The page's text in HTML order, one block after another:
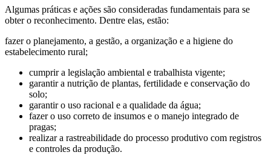
Algumas práticas e ações são consideradas fundamentais para se
obter o reconhecimento. Dentre elas, estão:
fazer o planejamento, a gestão, a organização e a higiene do
estabelecimento rural;
cumprir a legislação ambiental e trabalhista vigente;
garantir a nutrição de plantas, fertilidade e conservação do
solo;
garantir o uso racional e a qualidade da água;
fazer o uso correto de insumos e o manejo integrado de
pragas;
realizar a rastreabilidade do processo produtivo com registros
e controles da produção.